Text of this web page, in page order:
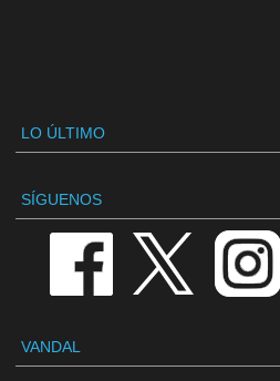
LO ÚLTIMO
SÍGUENOS
VANDAL